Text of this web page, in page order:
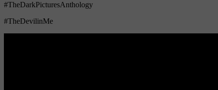
#TheDarkPicturesAnthology
#TheDevilinMe